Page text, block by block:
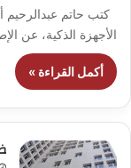
الأجهزة الذكية، عن
أكمل القراءة »